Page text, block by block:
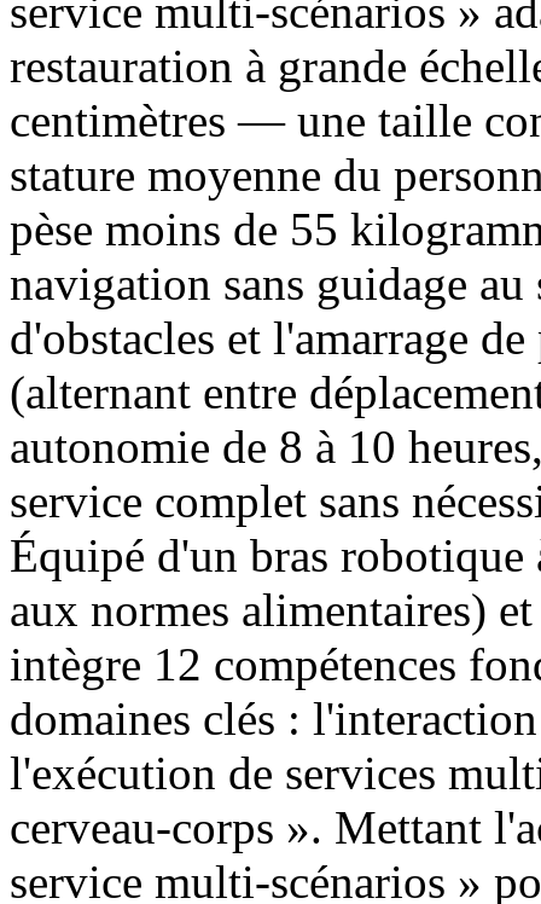
service multi-scénarios »
restauration à grande
centimètres — une taille
stature moyenne du
pèse moins de 55
navigation sans guidage
d'obstacles et l'amarrage
(alternant entre
autonomie de 8 à 10
service complet sans
Équipé d'un bras
aux normes alimentaires)
intègre 12 compétences
domaines clés :
l'exécution de services
cerveau-corps ». Mettant
service multi-scénarios »